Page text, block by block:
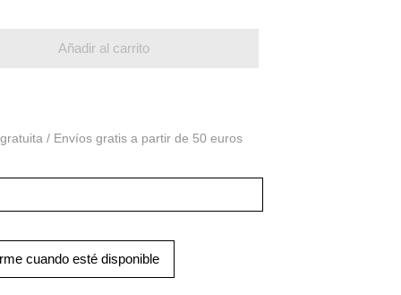
Añadir al carrito
cuando esté disponible